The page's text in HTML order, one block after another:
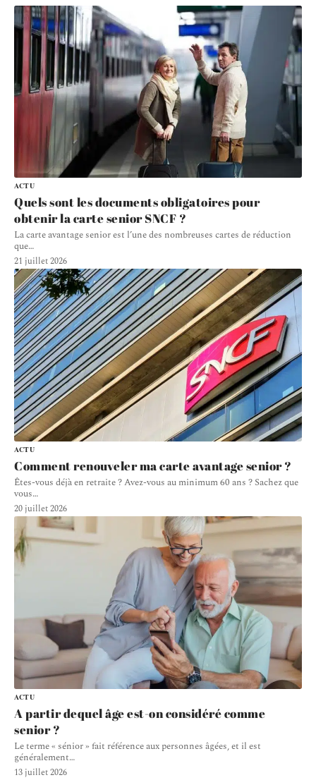
ACTU
Quels sont les documents obligatoires pour
obtenir la carte senior SNCF ?
La carte avantage senior est l’une des nombreuses cartes de réduction
que…
21 juillet 2026
ACTU
Comment renouveler ma carte avantage senior ?
Êtes-vous déjà en retraite ? Avez-vous au minimum 60 ans ? Sachez que
vous…
20 juillet 2026
ACTU
A partir dequel âge est-on considéré comme
senior ?
Le terme « sénior » fait référence aux personnes âgées, et il est
généralement…
13 juillet 2026